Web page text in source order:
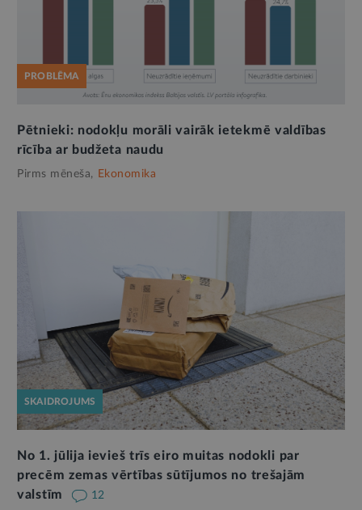
PROBLĒMA
Pētnieki: nodokļu morāli vairāk ietekmē valdības
rīcība ar budžeta naudu
Pirms mēneša, Ekonomika
SKAIDROJUMS
No 1. jūlija ievieš trīs eiro muitas nodokli par
precēm zemas vērtības sūtījumos no trešajām
valstīm
12